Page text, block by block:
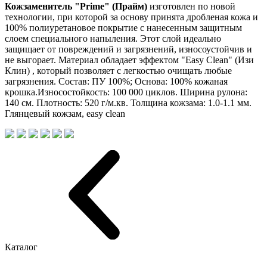
Кожзаменитель "Prime" (Прайм) изготовлен по новой
технологии, при которой за основу принята дробленая кожа и
100% полиуретановое покрытие с нанесенным защитным
слоем специального напыления. Этот слой идеально
защищает от повреждений и загрязнений, износоустойчив и
не выгорает. Материал обладает эффектом "Easy Clean" (Изи
Клин) , который позволяет с легкостью очищать любые
загрязнения. Состав: ПУ 100%; Основа: 100% кожаная
крошка.Износостойкость: 100 000 циклов. Ширина рулона:
140 см. Плотность: 520 г/м.кв. Толщина кожзама: 1.0-1.1 мм.
Глянцевый кожзам, easy clean
Каталог